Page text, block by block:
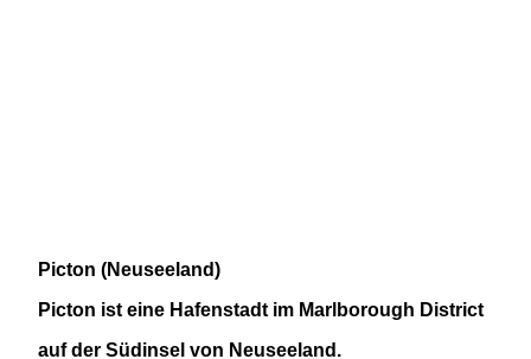
Picton (Neuseeland)
Picton ist eine Hafenstadt im Marlborough District
auf der Südinsel von Neuseeland.